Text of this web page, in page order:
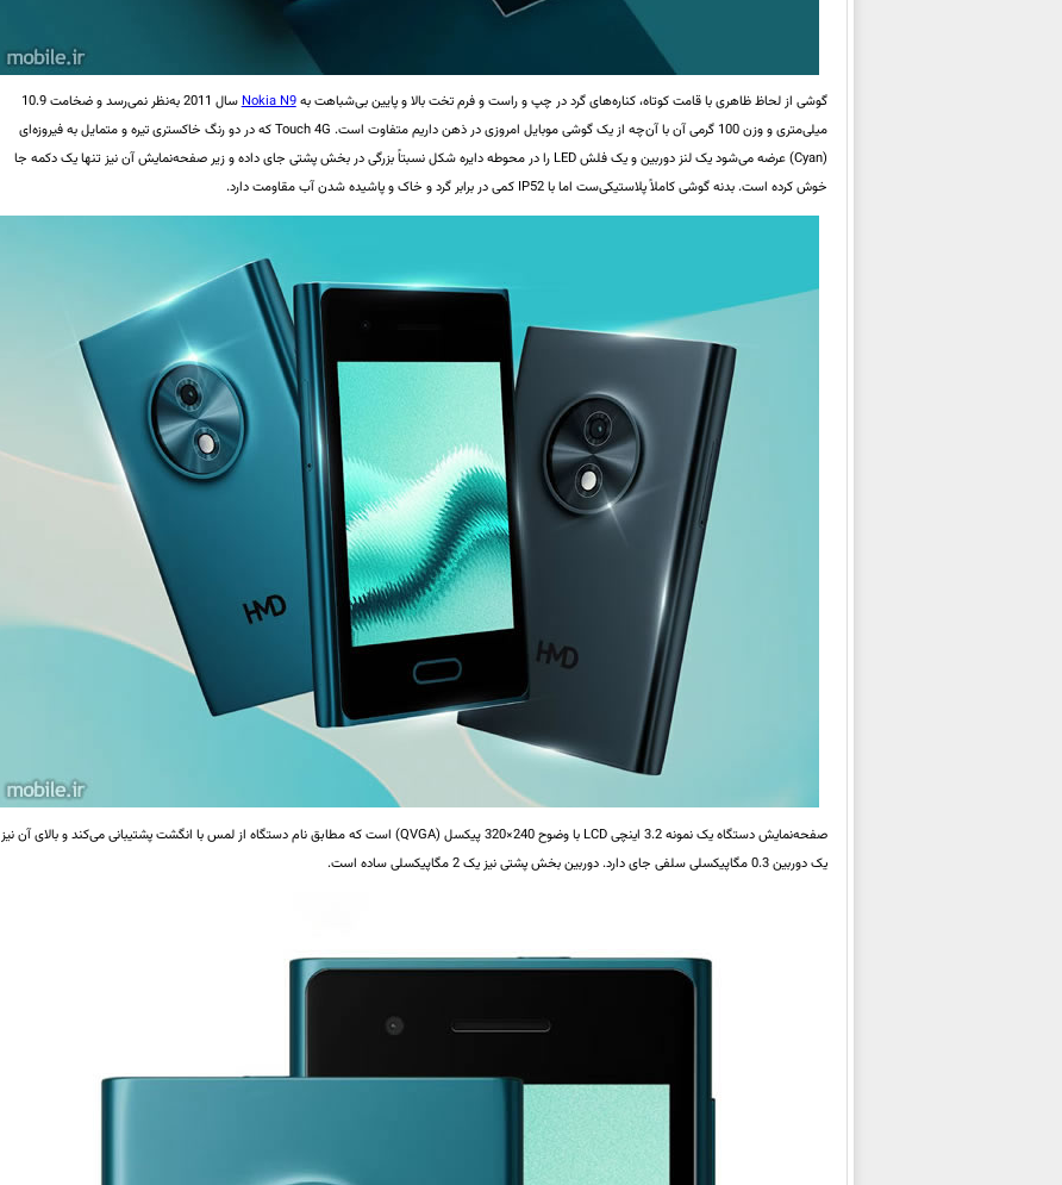
گوشی از لحاظ ظاهری با قامت کوتاه، کناره‌های گرد در چپ و راست و فرم تخت بالا و پایین بی‌شباهت بهNokia N9
سال 2011 به‌نظر نمی‌رسد و ضخامت 10.9
میلی‌متری و وزن 100 گرمی آن با آن‌چه از یک گوشی موبایل امروزی در ذهن داریم متفاوت است. Touch 4G که در دو رنگ خاکستری تیره و متمایل به فیروزه‌ای
(Cyan) عرضه می‌شود یک لنز دوربین و یک فلش LED را در محوطه دایره شکل نسبتاً بزرگی در بخش پشتی جای داده و زیر صفحه‌نمایش آن نیز تنها یک دکمه جا
خوش کرده است. بدنه گوشی کاملاً پلاستیکی‌ست اما با IP52 کمی در برابر گرد و خاک و پاشیده شدن آب مقاومت دارد.
صفحه‌نمایش دستگاه یک نمونه 3.2 اینچی LCD با وضوح 240×320 پیکسل (QVGA) است که مطابق نام دستگاه از لمس با انگشت پشتیبانی می‌کند و بالای آن نیز
یک دوربین 0.3 مگاپیکسلی سلفی جای دارد. دوربین بخش پشتی نیز یک 2 مگاپیکسلی ساده است.